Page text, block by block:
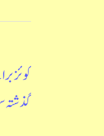
سے
متعلق
کوئز
گذشتہ
کوئز
برائے